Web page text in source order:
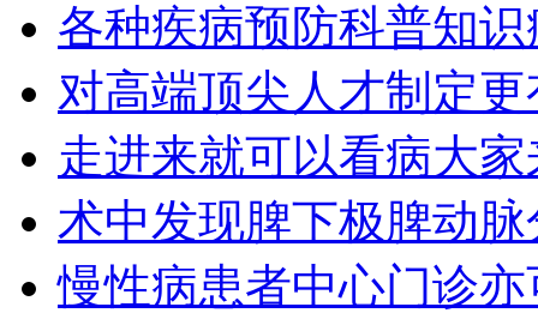
各种疾病预防科普知识
对高端顶尖人才制定更
走进来就可以看病大家
术中发现脾下极脾动脉
慢性病患者中心门诊亦